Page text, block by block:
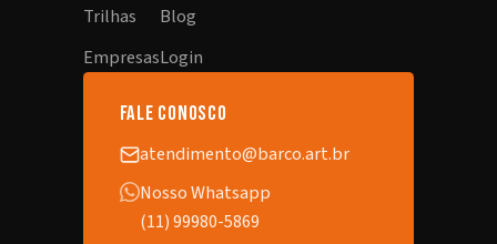
Trilhas
Empresas
Blog
Login
fale conosco
atendimento@barco.art.br
Nosso Whatsapp
(11) 99980-5869